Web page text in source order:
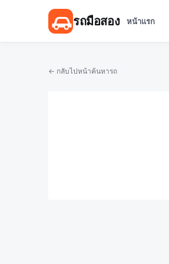
รถมือสอง หน้าแรก
← กลับไปหน้าค้นหารถ